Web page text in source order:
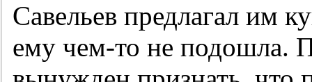
Савельев предлагал им
ему чем-то не подошла.